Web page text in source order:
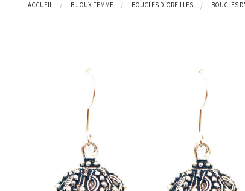
ACCUEIL BIJOUX FEMME BOUCLES D'OREILLES BOUCLES